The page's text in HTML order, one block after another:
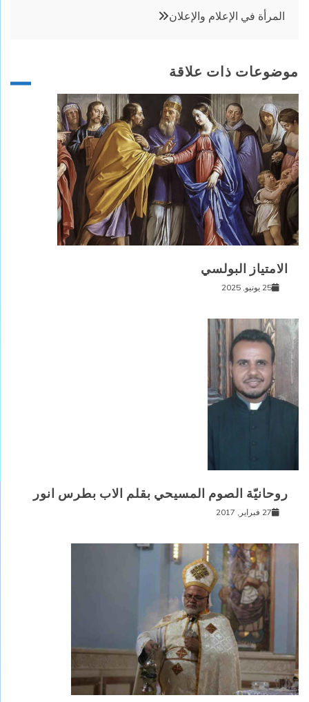
المرأة في الإعلام والإعلان
موضوعات ذات علاقة
الامتياز البولسي
25 يونيو, 2025
روحانيّة الصوم المسيحي بقلم الاب بطرس انور
27 فبراير, 2017